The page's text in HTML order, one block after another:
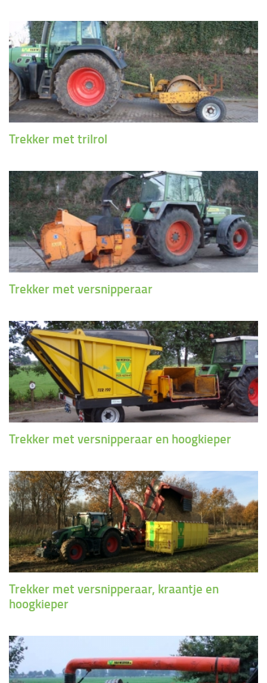
Trekker met trilrol
Trekker met versnipperaar
Trekker met versnipperaar en hoogkieper
Trekker met versnipperaar, kraantje en
hoogkieper